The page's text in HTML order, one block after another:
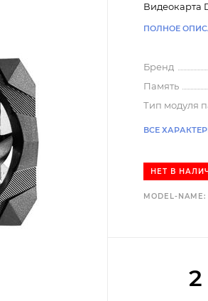
Видеокарта
ПОЛНОЕ
Бренд
Память
Тип модуля
ВСЕ
НЕТ В
MODEL-NAME:
2